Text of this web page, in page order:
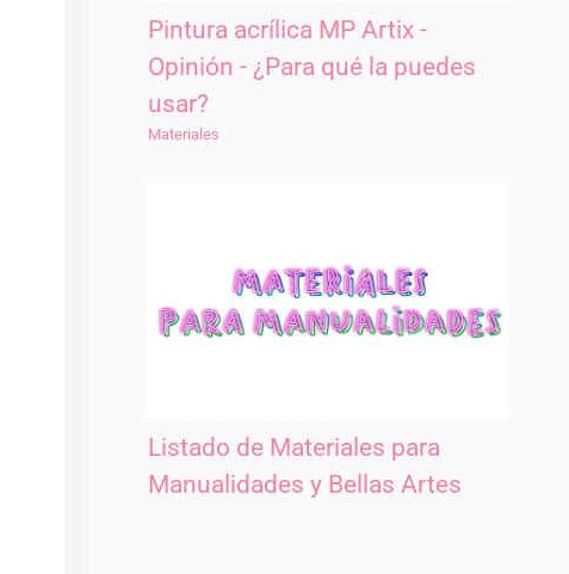
Pintura acrílica MP Artix -
Opinión - ¿Para qué la puedes
usar?
Materiales
Listado de Materiales para
Manualidades y Bellas Artes